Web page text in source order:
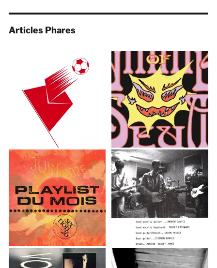
Articles Phares